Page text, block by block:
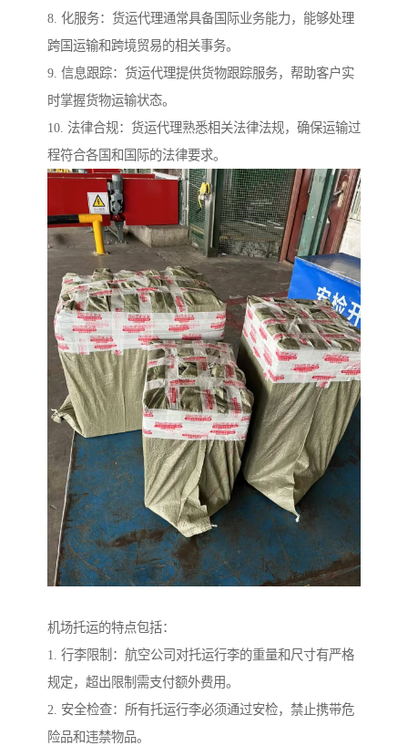
8. 化服务：货运代理通常具备国际业务能力，能够处理
跨国运输和跨境贸易的相关事务。
9. 信息跟踪：货运代理提供货物跟踪服务，帮助客户实
时掌握货物运输状态。
10. 法律合规：货运代理熟悉相关法律法规，确保运输过
程符合各国和国际的法律要求。
机场托运的特点包括：
1. 行李限制：航空公司对托运行李的重量和尺寸有严格
规定，超出限制需支付额外费用。
2. 安全检查：所有托运行李必须通过安检，禁止携带危
险品和违禁物品。